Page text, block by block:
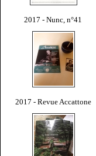
2017 - Nunc, n°41
2017 - Revue Accattone